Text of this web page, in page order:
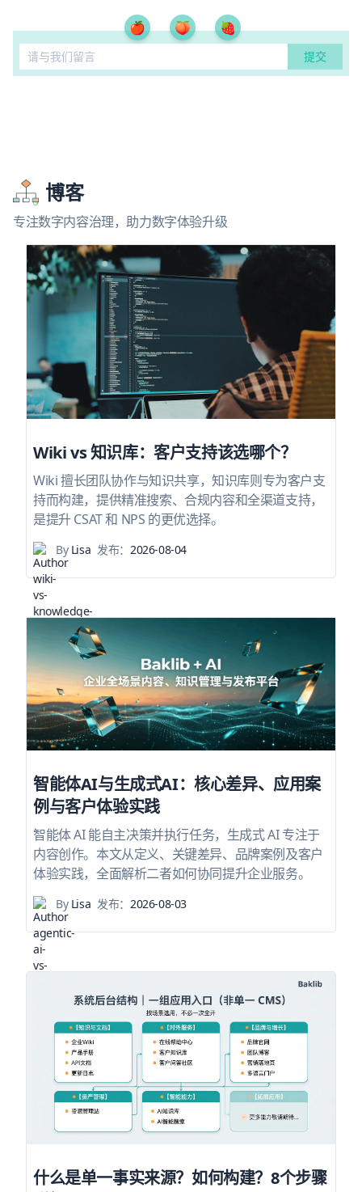
🍎 🍑 🍓
博客
专注数字内容治理，助力数字体验升级
Wiki vs 知识库：客户支持该选哪个？
Wiki 擅长团队协作与知识共享，知识库则专为客户支
持而构建，提供精准搜索、合规内容和全渠道支持，
是提升 CSAT 和 NPS 的更优选择。
ByLisa 发布： 2026-08-04
智能体AI与生成式AI：核心差异、应用案
例与客户体验实践
智能体 AI 能自主决策并执行任务，生成式 AI 专注于
内容创作。本文从定义、关键差异、品牌案例及客户
体验实践，全面解析二者如何协同提升企业服务。
ByLisa 发布： 2026-08-03
什么是单一事实来源？如何构建？8个步骤